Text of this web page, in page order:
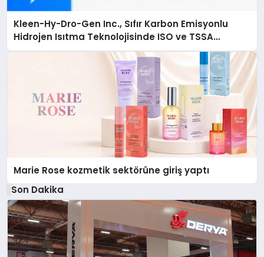
Kleen-Hy-Dro-Gen Inc., Sıfır Karbon Emisyonlu
Hidrojen Isıtma Teknolojisinde ISO ve TSSA
Düzenleyici Onaylarını Aldı
Marie Rose kozmetik sektörüne giriş yaptı
Son Dakika